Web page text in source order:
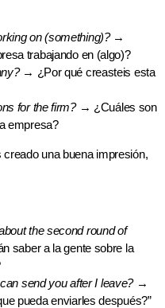
on (something)?→
trabajando en (algo)?
→ ¿Por qué creasteis esta
for the firm?→ ¿Cuáles son
empresa?
creado una buena impresión,
the second round of
saber a la gente sobre la
send you after I leave?→
pueda enviarles después?”